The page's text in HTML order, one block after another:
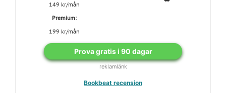
149 kr/mån
Premium:
199 kr/mån
Prova gratis i 90 dagar
reklamlänk
Bookbeat recension